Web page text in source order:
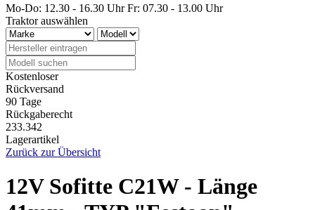
Mo-Do: 12.30 - 16.30 Uhr Fr: 07.30 - 13.00 Uhr
Traktor auswählen
Kostenloser
Rückversand
90 Tage
Rückgaberecht
233.342
Lagerartikel
Zurück zur Übersicht
12V Sofitte C21W - Länge